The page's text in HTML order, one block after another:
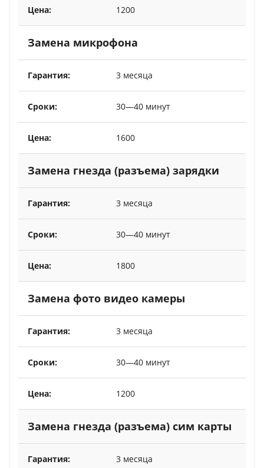
1200
Замена микрофона
3 месяца
30—40 минут
1600
Замена гнезда (разъема) зарядки
3 месяца
30—40 минут
1800
Замена фото видео камеры
3 месяца
30—40 минут
1200
Замена гнезда (разъема) сим карты
3 месяца